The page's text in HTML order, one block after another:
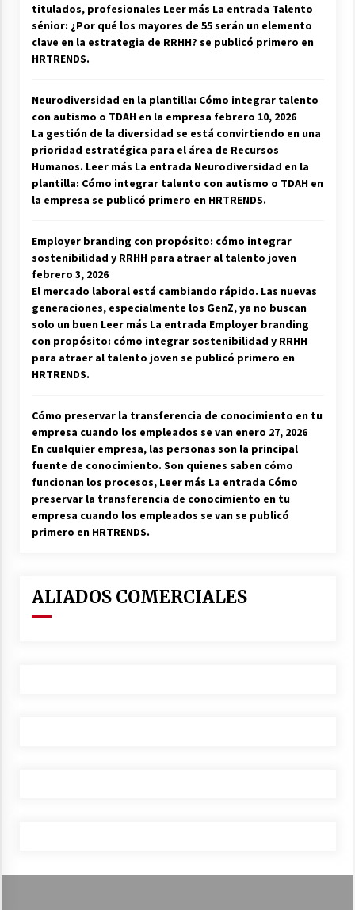
titulados, profesionales Leer más La entrada Talento
sénior: ¿Por qué los mayores de 55 serán un elemento
clave en la estrategia de RRHH? se publicó primero en
HRTRENDS.
Neurodiversidad en la plantilla: Cómo integrar talento
con autismo o TDAH en la empresa febrero 10, 2026
La gestión de la diversidad se está convirtiendo en una
prioridad estratégica para el área de Recursos
Humanos. Leer más La entrada Neurodiversidad en la
plantilla: Cómo integrar talento con autismo o TDAH en
la empresa se publicó primero en HRTRENDS.
Employer branding con propósito: cómo integrar
sostenibilidad y RRHH para atraer al talento joven
febrero 3, 2026
El mercado laboral está cambiando rápido. Las nuevas
generaciones, especialmente los GenZ, ya no buscan
solo un buen Leer más La entrada Employer branding
con propósito: cómo integrar sostenibilidad y RRHH
para atraer al talento joven se publicó primero en
HRTRENDS.
Cómo preservar la transferencia de conocimiento en tu
empresa cuando los empleados se van enero 27, 2026
En cualquier empresa, las personas son la principal
fuente de conocimiento. Son quienes saben cómo
funcionan los procesos, Leer más La entrada Cómo
preservar la transferencia de conocimiento en tu
empresa cuando los empleados se van se publicó
primero en HRTRENDS.
ALIADOS COMERCIALES